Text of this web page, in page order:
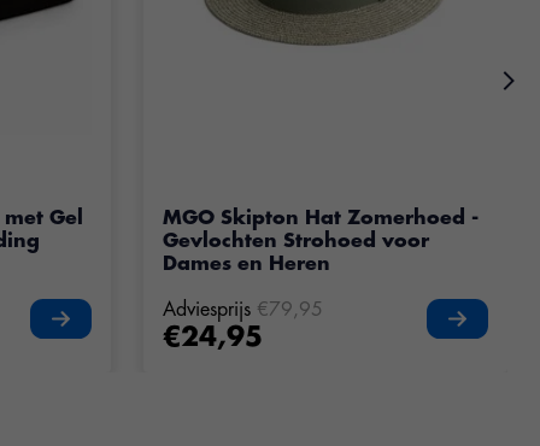
Gel
MGO Skipton Hat Zomerhoed -
Gevlochten Strohoed voor
Dames en Heren
Adviesprijs €79,95
€24,95